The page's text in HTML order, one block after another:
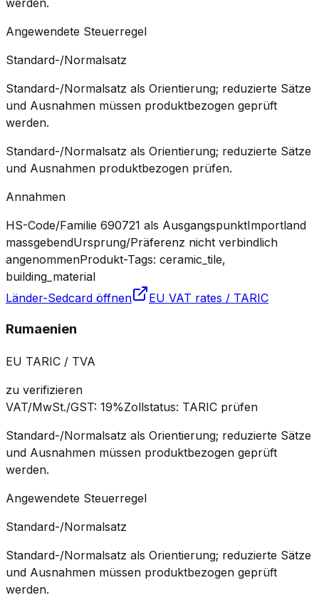
Angewendete Steuerregel
Standard-/Normalsatz
Standard-/Normalsatz als Orientierung; reduzierte Sätze
und Ausnahmen müssen produktbezogen geprüft
werden.
Standard-/Normalsatz als Orientierung; reduzierte Sätze
und Ausnahmen produktbezogen prüfen.
Annahmen
HS-Code/Familie 690721 als AusgangspunktImportland
massgebendUrsprung/Präferenz nicht verbindlich
angenommenProdukt-Tags: ceramic_tile,
building_material
Länder-Sedcard öffnen
EU VAT rates / TARIC
Rumaenien
EU TARIC / TVA
zu verifizieren
VAT/MwSt./GST: 19%Zollstatus: TARIC prüfen
Standard-/Normalsatz als Orientierung; reduzierte Sätze
und Ausnahmen müssen produktbezogen geprüft
werden.
Angewendete Steuerregel
Standard-/Normalsatz
Standard-/Normalsatz als Orientierung; reduzierte Sätze
und Ausnahmen müssen produktbezogen geprüft
werden.